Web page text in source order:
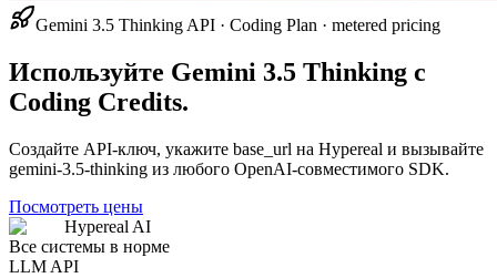
Gemini 3.5 Thinking API · Coding Plan · metered pricing
Используйте Gemini 3.5 Thinking с
Coding Credits.
Создайте API-ключ, укажите base_url на Hypereal и вызывайте
gemini-3.5-thinking из любого OpenAI-совместимого SDK.
Посмотреть цены
Hypereal AI
Все системы в норме
LLM API